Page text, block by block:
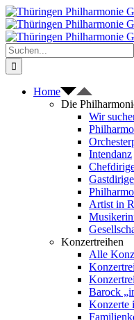
Zum
Inhalt
springen
Suche
nach:
Home
Die
Wir
Intendanz
Artist in
Konzertreihen
Alle
Barock
Konzerte